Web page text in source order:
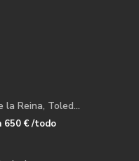
la Reina, Toled...
650 €/todo